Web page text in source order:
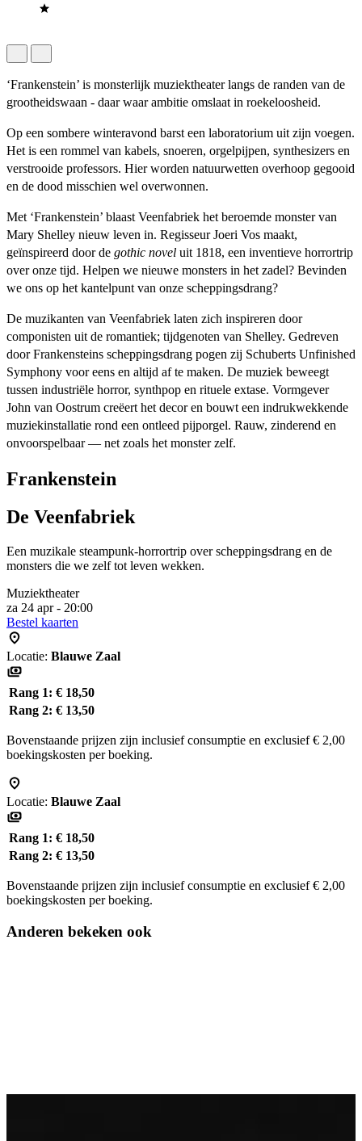
‘Frankenstein’ is monsterlijk muziektheater langs de randen van de
grootheidswaan - daar waar ambitie omslaat in roekeloosheid.
Op een sombere winteravond barst een laboratorium uit zijn voegen.
Het is een rommel van kabels, snoeren, orgelpijpen, synthesizers en
verstrooide professors. Hier worden natuurwetten overhoop gegooid
en de dood misschien wel overwonnen.
Met ‘Frankenstein’ blaast Veenfabriek het beroemde monster van
Mary Shelley nieuw leven in. Regisseur Joeri Vos maakt,
geïnspireerd door de gothic novel uit 1818, een inventieve horrortrip
over onze tijd. Helpen we nieuwe monsters in het zadel? Bevinden
we ons op het kantelpunt van onze scheppingsdrang?
De muzikanten van Veenfabriek laten zich inspireren door
componisten uit de romantiek; tijdgenoten van Shelley. Gedreven
door Frankensteins scheppingsdrang pogen zij Schuberts Unfinished
Symphony voor eens en altijd af te maken. De muziek beweegt
tussen industriële horror, synthpop en rituele extase. Vormgever
John van Oostrum creëert het decor en bouwt een indrukwekkende
muziekinstallatie rond een ontleed pijporgel. Rauw, zinderend en
onvoorspelbaar — net zoals het monster zelf.
Frankenstein
De Veenfabriek
Een muzikale steampunk-horrortrip over scheppingsdrang en de
monsters die we zelf tot leven wekken.
Muziektheater
za 24 apr - 20:00
Bestel kaarten
Locatie: Blauwe Zaal
Rang 1: € 18,50
Rang 2: € 13,50
Bovenstaande prijzen zijn inclusief consumptie en exclusief € 2,00
boekingskosten per boeking.
Locatie: Blauwe Zaal
Rang 1: € 18,50
Rang 2: € 13,50
Bovenstaande prijzen zijn inclusief consumptie en exclusief € 2,00
boekingskosten per boeking.
Anderen bekeken ook